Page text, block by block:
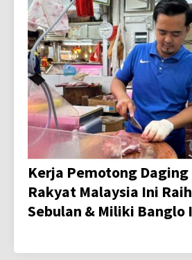
Kerja Pemotong Daging
Rakyat Malaysia Ini
Sebulan & Miliki Banglo